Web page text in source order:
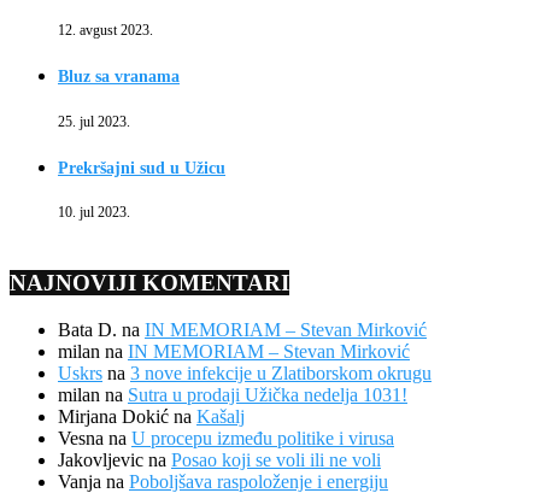
12. avgust 2023.
Bluz sa vranama
25. jul 2023.
Prekršajni sud u Užicu
10. jul 2023.
NAJNOVIJI KOMENTARI
Bata D. na IN MEMORIAM – Stevan Mirković
milan na IN MEMORIAM – Stevan Mirković
Uskrs na 3 nove infekcije u Zlatiborskom okrugu
milan na Sutra u prodaji Užička nedelja 1031!
Mirjana Dokić na Kašalj
Vesna na U procepu između politike i virusa
Jakovljevic na Posao koji se voli ili ne voli
Vanja na Poboljšava raspoloženje i energiju